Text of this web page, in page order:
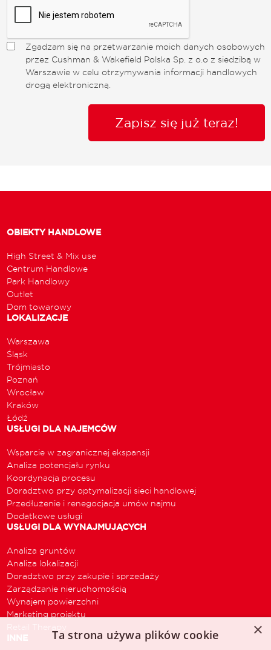
Zgadzam się na przetwarzanie moich danych osobowych
przez Cushman & Wakefield Polska Sp. z o.o z siedzibą w
Warszawie w celu otrzymywania informacji handlowych
drogą elektroniczną.
Zapisz się już teraz!
OBIEKTY HANDLOWE
High Street & Mix use
Centrum Handlowe
Park Handlowy
Outlet
Dom towarowy
LOKALIZACJE
Warszawa
Śląsk
Trójmiasto
Poznań
Wrocław
Kraków
Łódź
USŁUGI DLA NAJEMCÓW
Wsparcie w zagranicznej ekspansji
Analiza potencjału rynku
Koordynacja procesu
Doradztwo przy optymalizacji sieci handlowej
Przedłużenie i renegocjacja umów najmu
Dodatkowe usługi
USŁUGI DLA WYNAJMUJĄCYCH
Analiza gruntów
Analiza lokalizacji
Doradztwo przy zakupie i sprzedaży
Zarządzanie nieruchomością
Wynajem powierzchni
Marketing projektu
Retail Therapy
INNE ×
Ta strona używa plików cookie